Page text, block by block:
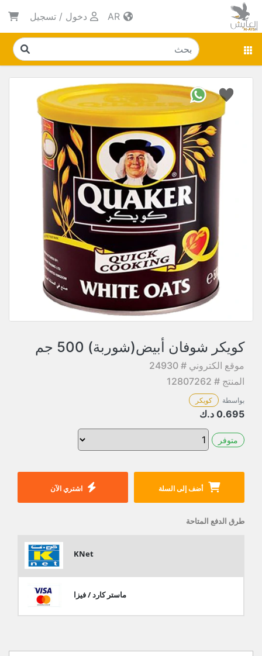
دخول / تسجيل
كويكر شوفان أبيض(شوربة) 500 جم
موقع الكتروني # 24930
المنتج # 12807262
بواسطة كويكر
0.695 د.ك
متوفر
أضف إلى السلة اشتري الآن
طرق الدفع المتاحة
KNet
ماستر كارد / فيزا